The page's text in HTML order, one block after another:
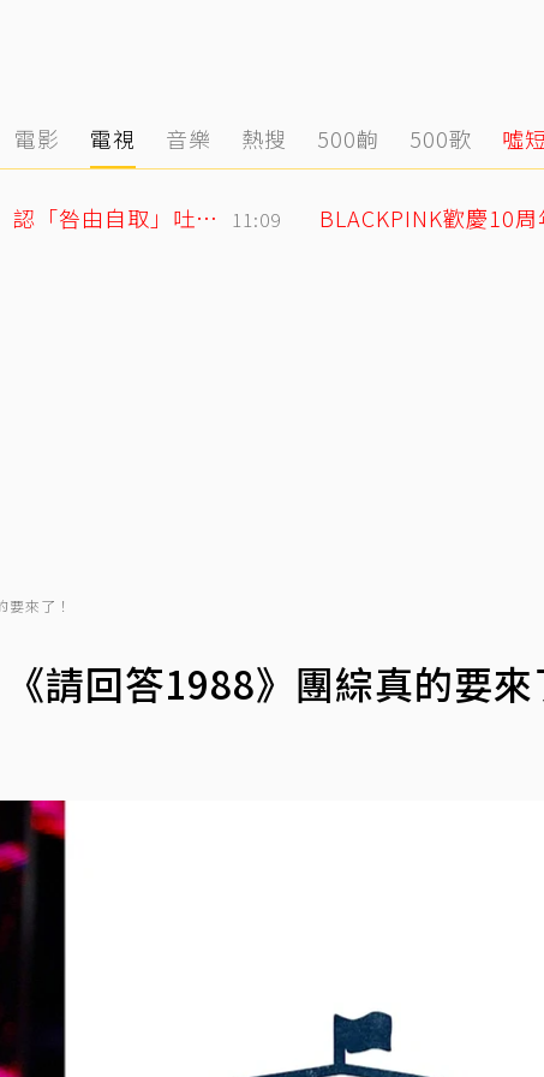
電影 電視 音樂 熱搜 500齣 500歌 噓
謝忻憶2019不倫戀風波！工作瞬間歸零 認「咎由自取」吐心聲 11:09
來了！
請回答1988》團綜真的要